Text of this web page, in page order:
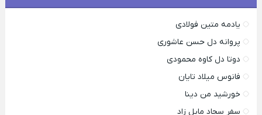
یادمه متین فولادی
پروانه دل حسن عاشوری
دوتا دل کاوه محمودی
فانوس میلاد تایان
خورشید من دینا
سفر سجاد مایل زاد